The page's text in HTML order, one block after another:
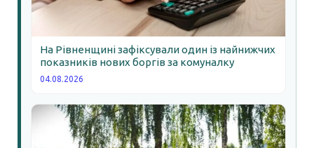
На Рівненщині зафіксували один із найнижчих
показників нових боргів за комуналку
04.08.2026